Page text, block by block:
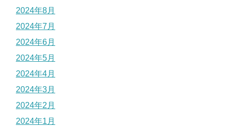
2024年8月
2024年7月
2024年6月
2024年5月
2024年4月
2024年3月
2024年2月
2024年1月